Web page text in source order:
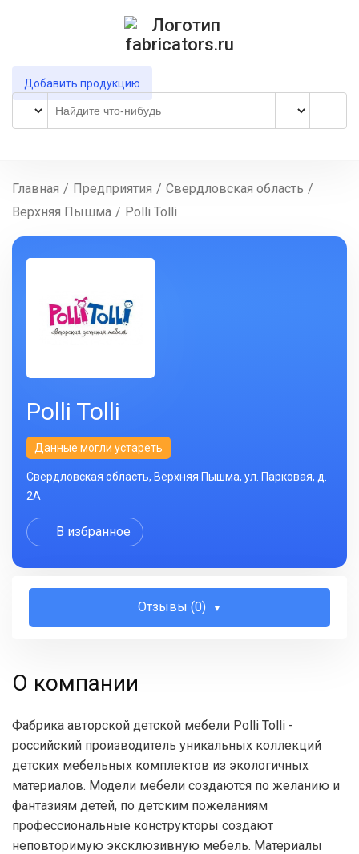
Добавить продукцию
Главная / Предприятия / Свердловская область /
Верхняя Пышма / Polli Tolli
Polli Tolli
Данные могли устареть
Свердловская область, Верхняя Пышма, ул. Парковая, д.
2А
В избранное
Отзывы (0)
О компании
Фабрика авторской детской мебели Polli Tolli -
российский производитель уникальных коллекций
детских мебельных комплектов из экологичных
материалов. Модели мебели создаются по желанию и
фантазиям детей, по детским пожеланиям
профессиональные конструкторы создают
неповторимую эксклюзивную мебель. Материалы